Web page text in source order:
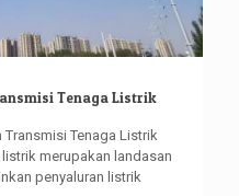
Tenaga Listrik
Transmisi Tenaga Listrik
merupakan landasan
penyaluran listrik